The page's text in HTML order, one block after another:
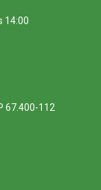
14:00
67.400-112